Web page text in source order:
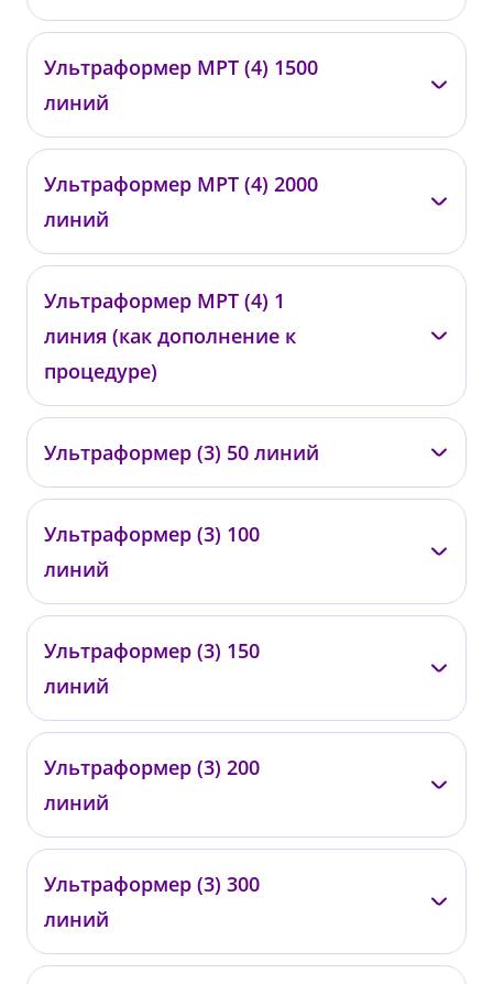
0433
от 150 000 ₽
Ультраформер МРТ (4) 1500
линий
0434
от 160 000 ₽
Ультраформер МРТ (4) 2000
линий
0435
от 170 000 ₽
Ультраформер МРТ (4) 1
линия (как дополнение к
процедуре)
0436
от 260 ₽
Ультраформер (3) 50 линий
0327
от 8 000 ₽
Ультраформер (3) 100
линий
0328
от 14 500 ₽
Ультраформер (3) 150
линий
0329
от 19 500 ₽
Ультраформер (3) 200
линий
0330
от 25 000 ₽
Ультраформер (3) 300
линий